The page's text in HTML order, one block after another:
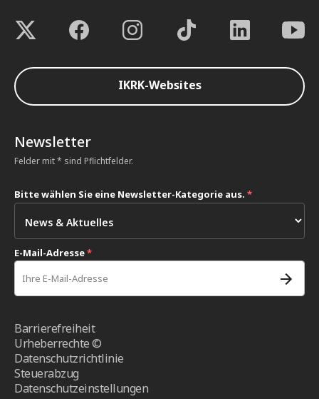
IKRK-Websites
Newsletter
Felder mit * sind Pflichtfelder.
Bitte wählen Sie eine Newsletter-Kategorie aus. *
E-Mail-Adresse*
Barrierefreiheit
Urheberrechte ©
Datenschutzrichtlinie
Steuerabzug
Datenschutzeinstellungen